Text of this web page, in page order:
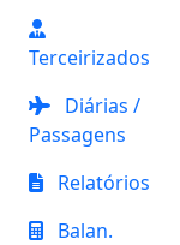
Terceirizados
Diárias /
Passagens
Relatórios
Balan.